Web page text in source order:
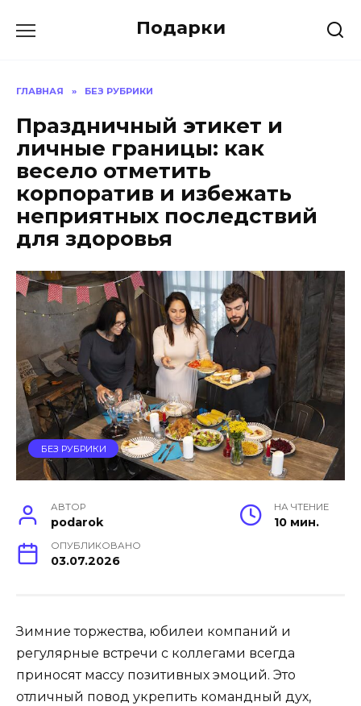
Подарки
ГЛАВНАЯ » БЕЗ РУБРИКИ
Праздничный этикет и
личные границы: как
весело отметить
корпоратив и избежать
неприятных последствий
для здоровья
БЕЗ РУБРИКИ
АВТОР
podarok
НА ЧТЕНИЕ
10 мин.
ОПУБЛИКОВАНО
03.07.2026
Зимние торжества, юбилеи компаний и
регулярные встречи с коллегами всегда
приносят массу позитивных эмоций. Это
отличный повод укрепить командный дух,